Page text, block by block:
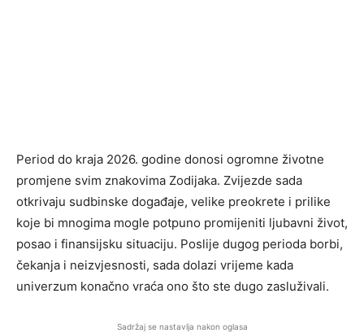
Period do kraja 2026. godine donosi ogromne životne
promjene svim znakovima Zodijaka. Zvijezde sada
otkrivaju sudbinske događaje, velike preokrete i prilike
koje bi mnogima mogle potpuno promijeniti ljubavni život,
posao i finansijsku situaciju. Poslije dugog perioda borbi,
čekanja i neizvjesnosti, sada dolazi vrijeme kada
univerzum konačno vraća ono što ste dugo zasluživali.
Sadržaj se nastavlja nakon oglasa